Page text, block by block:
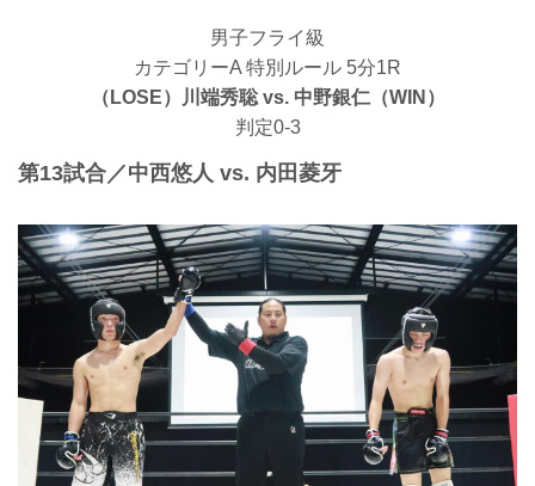
男子フライ級
カテゴリーA 特別ルール 5分1R
（LOSE）川端秀聡 vs. 中野銀仁（WIN）
判定0-3
第13試合／中西悠人 vs. 内田菱牙